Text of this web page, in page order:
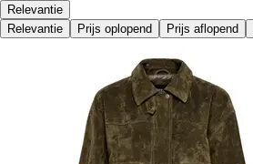
Relevantie
Relevantie
Prijs oplopend Prijs aflopend